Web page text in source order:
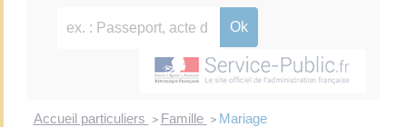
Accueil particuliers > Famille > Mariage